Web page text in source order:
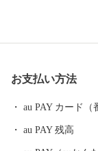
などには毎年全国
返還要求運動原点
早期返還を願い、
ない課題が非常に
お支払い方法
au PAY カード（
au PAY 残高